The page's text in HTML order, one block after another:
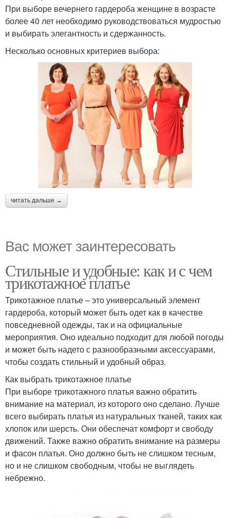
При выборе вечернего гардероба женщине в возрасте
более 40 лет необходимо руководствоваться мудростью
и выбирать элегантность и сдержанность.
Несколько основных критериев выбора:
читать дальше →
Вас может заинтересовать
Стильные и удобные: как и с чем
трикотажное платье
Трикотажное платье – это универсальный элемент
гардероба, который может быть одет как в качестве
повседневной одежды, так и на официальные
мероприятия. Оно идеально подходит для любой погоды
и может быть надето с разнообразными аксессуарами,
чтобы создать стильный и удобный образ.
Как выбрать трикотажное платье
При выборе трикотажного платья важно обратить
внимание на материал, из которого оно сделано. Лучше
всего выбирать платья из натуральных тканей, таких как
хлопок или шерсть. Они обеспечат комфорт и свободу
движений. Также важно обратить внимание на размеры
и фасон платья. Оно должно быть не слишком тесным,
но и не слишком свободным, чтобы не выглядеть
небрежно.